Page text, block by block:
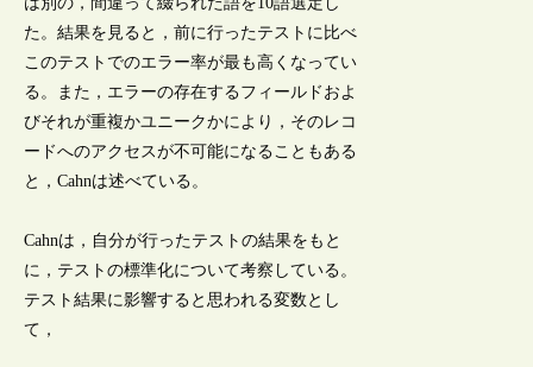
た。結果を見ると，前に行ったテストに比べ
このテストでのエラー率が最も高くなってい
る。また，エラーの存在するフィールドおよ
びそれが重複かユニークかにより，そのレコ
ードへのアクセスが不可能になることもある
と，Cahnは述べている。
Cahnは，自分が行ったテストの結果をもと
に，テストの標準化について考察している。
テスト結果に影響すると思われる変数とし
て，